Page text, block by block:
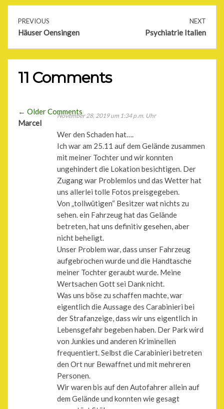
PREVIOUS
Häuser Oensingen
NEXT
Psychiatrie Italien
11 Comments
Comment
navigation
← Older Comments
Marcel
November 28, 2019 um 1:34 p.m. Uhr
Wer den Schaden hat….
Ich war am 25.11 auf dem Gelände zusammen
mit meiner Tochter und wir konnten
ungehindert die Lokation besichtigen. Der
Zugang war Problemlos und das Wetter hat
uns allerlei tolle Fotos preisgegeben.
Von „tollwütigen“ Besitzer wat nichts zu
sehen. ein Fahrzeug hat das Gelände
betreten, hat uns definitiv gesehen, aber
nicht beheligt.
Unser Problem war, dass unser Fahrzeug
aufgebrochen wurde und die Handtasche
meiner Tochter geraubt wurde. Meine
Wertsachen Gott sei Dank nicht.
Was uns böse zu schaffen machte, war
eigentlich die Aussage des Carabinieri bei
der Strafanzeige, dass wir uns eigentlich in
Lebensgefahr begeben haben. Der Park wird
von Junkies und anderen Kriminellen
frequentiert. Selbst die Carabinieri betreten
den Ort nur Bewaffnet und mit mehreren
Personen.
Wir waren bis auf den Autofahrer allein auf
dem Gelände und konnten wie gesagt
Comment
navigation